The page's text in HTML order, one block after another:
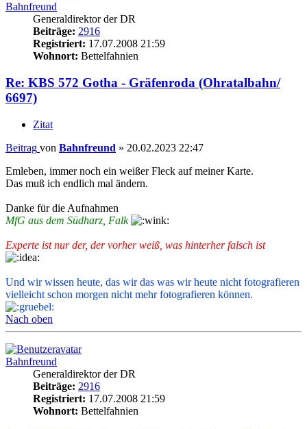
Bahnfreund
Generaldirektor der DR
Beiträge: 2916
Registriert: 17.07.2008 21:59
Wohnort: Bettelfahnien
Re: KBS 572 Gotha - Gräfenroda (Ohratalbahn/
6697)
Zitat
Beitrag von Bahnfreund » 20.02.2023 22:47
Emleben, immer noch ein weißer Fleck auf meiner Karte.
Das muß ich endlich mal ändern.
Danke für die Aufnahmen
MfG aus dem Südharz, Falk
Experte ist nur der, der vorher weiß, was hinterher falsch ist
Und wir wissen heute, das wir das was wir heute nicht fotografieren
vielleicht schon morgen nicht mehr fotografieren können.
Nach oben
Bahnfreund
Generaldirektor der DR
Beiträge: 2916
Registriert: 17.07.2008 21:59
Wohnort: Bettelfahnien